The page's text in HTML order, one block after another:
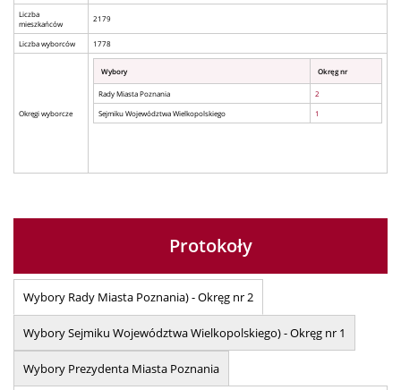
Liczba
mieszkańców
2179
Liczba wyborców 1778
Okręgi wyborcze
Wybory Okręg nr
Rady Miasta Poznania
2
Sejmiku Województwa Wielkopolskiego
1
Protokoły
Wybory Rady Miasta Poznania) - Okręg nr 2
Wybory Sejmiku Województwa Wielkopolskiego) - Okręg nr 1
Wybory Prezydenta Miasta Poznania